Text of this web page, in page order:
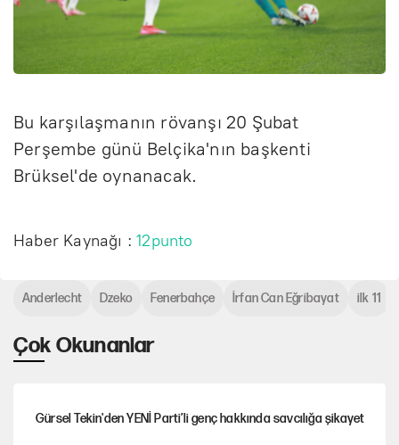
Bu karşılaşmanın rövanşı 20 Şubat
Perşembe günü Belçika'nın başkenti
Brüksel'de oynanacak.
Haber Kaynağı :12punto
Çok Okunanlar
Gürsel Tekin'den YENİ Parti’li genç hakkında savcılığa şikayet
Anderlecht Dzeko Fenerbahçe İrfan Can Eğribayat ilk 11